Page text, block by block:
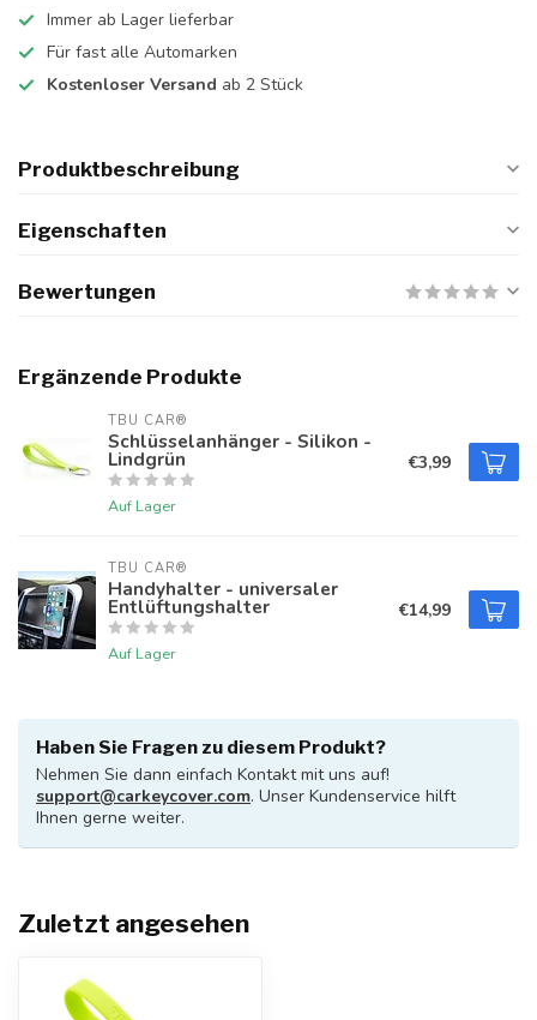
Immer ab Lager lieferbar
Für fast alle Automarken
Kostenloser Versand ab 2 Stück
Produktbeschreibung
Eigenschaften
Bewertungen
Ergänzende Produkte
TBU CAR®
Schlüsselanhänger - Silikon -
Lindgrün
Auf Lager
€3,99
TBU CAR®
Handyhalter - universaler
Entlüftungshalter
Auf Lager
€14,99
Haben Sie Fragen zu diesem Produkt?
Nehmen Sie dann einfach Kontakt mit uns auf!
support@carkeycover.com. Unser Kundenservice hilft
Ihnen gerne weiter.
Zuletzt angesehen